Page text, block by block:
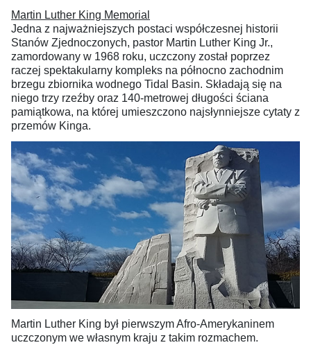
Martin Luther King Memorial
Jedna z najważniejszych postaci współczesnej historii
Stanów Zjednoczonych, pastor Martin Luther King Jr.,
zamordowany w 1968 roku, uczczony został poprzez
raczej spektakularny kompleks na północno zachodnim
brzegu zbiornika wodnego Tidal Basin. Składają się na
niego trzy rzeźby oraz 140-metrowej długości ściana
pamiątkowa, na której umieszczono najsłynniejsze cytaty z
przemów Kinga.
Martin Luther King był pierwszym Afro-Amerykaninem
uczczonym we własnym kraju z takim rozmachem.